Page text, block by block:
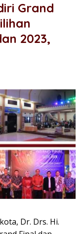
Grand
2023,
Dr. Drs. Hi.